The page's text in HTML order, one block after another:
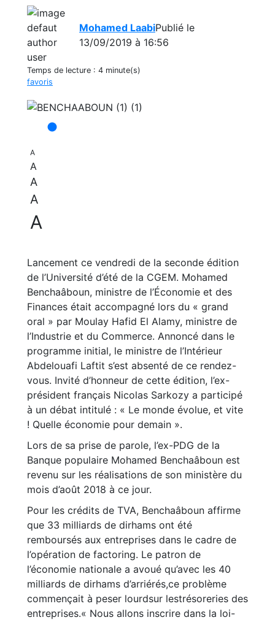
Mohamed LaabiPublié le
13/09/2019 à 16:56
Temps de lecture : 4 minute(s)
favoris
A
A
A
A
A
Lancement ce vendredi de la seconde édition
de l’Université d’été de la CGEM. Mohamed
Benchaâboun, ministre de l’Économie et des
Finances était accompagné lors du « grand
oral » par Moulay Hafid El Alamy, ministre de
l’Industrie et du Commerce. Annoncé dans le
programme initial, le ministre de l’Intérieur
Abdelouafi Laftit s’est absenté de ce rendez-
vous. Invité d’honneur de cette édition, l’ex-
président français Nicolas Sarkozy a participé
à un débat intitulé : « Le monde évolue, et vite
! Quelle économie pour demain ».
Lors de sa prise de parole, l’ex-PDG de la
Banque populaire Mohamed Benchaâboun est
revenu sur les réalisations de son ministère du
mois d’août 2018 à ce jour.
Pour les crédits de TVA, Benchaâboun affirme
que 33 milliards de dirhams ont été
remboursés aux entreprises dans le cadre de
l’opération de factoring. Le patron de
l’économie nationale a avoué qu’avec les 40
milliards de dirhams d’arriérés,ce problème
commençait à peser lourdsur lestrésoreries des
entreprises.« Nous allons inscrire dans la loi-